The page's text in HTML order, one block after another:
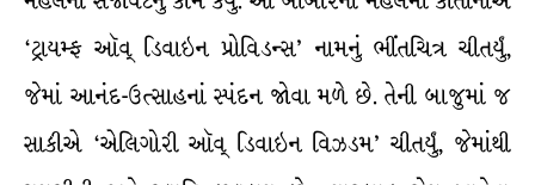
‘ટ્રાયમ્ફ ઑવ્ ડિવાઇન પ્રોવિડન્સ’ નામનું ભીંતચિત્ર ચીતર્યું,
જેમાં આનંદ-ઉત્સાહનાં સ્પંદન જોવા મળે છે. તેની બાજુમાં જ
સાકીએ ‘એલિગોરી ઑવ્ ડિવાઇન વિઝ્ડમ’ ચીતર્યું, જેમાંથી